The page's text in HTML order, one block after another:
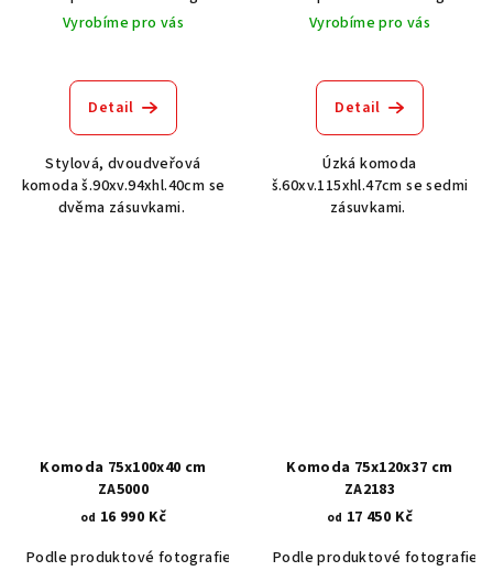
Vyrobíme pro vás
Detail
Stylová, dvoudveřová
komoda š.90xv.94xhl.40cm se
dvěma zásuvkami.
Vyrobíme pro vás
Detail
Úzká komoda
š.60xv.115xhl.47cm se sedmi
zásuvkami.
Komoda 75x100x40 cm
ZA5000
od 16 990 Kč
Podle produktové fotografie
Akát vintage BT1551
Ořech
Komoda 75x120x37 cm
ZA2183
od 17 450 Kč
Podle produktové fotografie